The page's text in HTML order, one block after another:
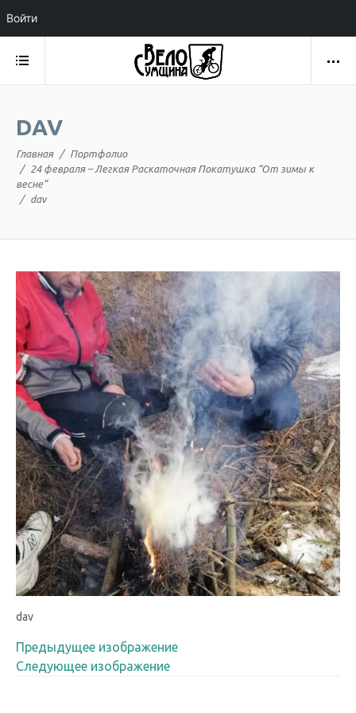
DAV
Главная
Портфолио
24 февраля – Легкая Раскаточная Покатушка “От зимы к
весне”
dav
dav
Предыдущее изображение
Следующее изображение
Войти